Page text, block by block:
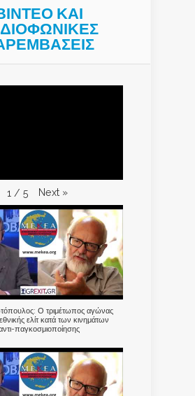
ΚΑΙ
1 / 5 Next »
Ο τριμέτωπος αγώνας
ελίτ κατά των κινημάτων
παγκοσμιοποίησης